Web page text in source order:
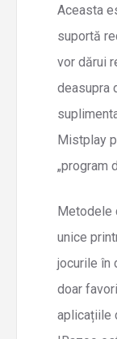
Aceasta
suportă
vor dărui
deasupra
Mistplay
„program
Metodele
unice
jocurile în
doar
aplicațiile